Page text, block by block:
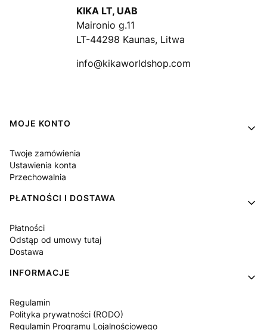
KIKA LT, UAB
Maironio g.11
LT-44298 Kaunas, Litwa
info@kikaworldshop.com
Linki w stopce
MOJE KONTO
Twoje zamówienia
Ustawienia konta
Przechowalnia
PŁATNOŚCI I DOSTAWA
Płatności
Odstąp od umowy tutaj
Dostawa
INFORMACJE
Regulamin
Polityka prywatności (RODO)
Regulamin Programu Lojalnościowego